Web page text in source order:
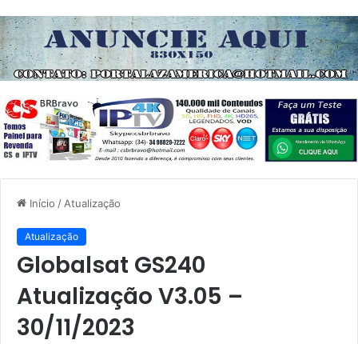
Início / Atualização
Atualização
Globalsat GS240
Atualização V3.05 –
30/11/2023